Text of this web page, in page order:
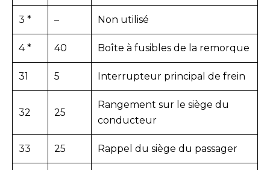
3 * – Non utilisé
4 * 40 Boîte à fusibles de la remorque
31 5 Interrupteur principal de frein
32 25
Rangement sur le siège du
conducteur
33 25 Rappel du siège du passager